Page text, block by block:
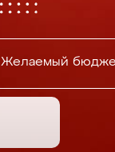
Желаемый